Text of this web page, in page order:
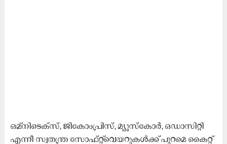
ഒ​മ്നി​ടെ​ക്സ്, ജി​കോം​പ്രി​സ്, മ്യൂ​സ്കോ​ര്‍, ഒ​ഡാ​സി​റ്റി
എ​ന്നീ സ്വ​ത​ന്ത്ര സോ​ഫ്‍റ്റ്‍വെ​യ​റു​ക​ള്‍ക്ക് പു​റ​മെ കൈ​റ്റ്